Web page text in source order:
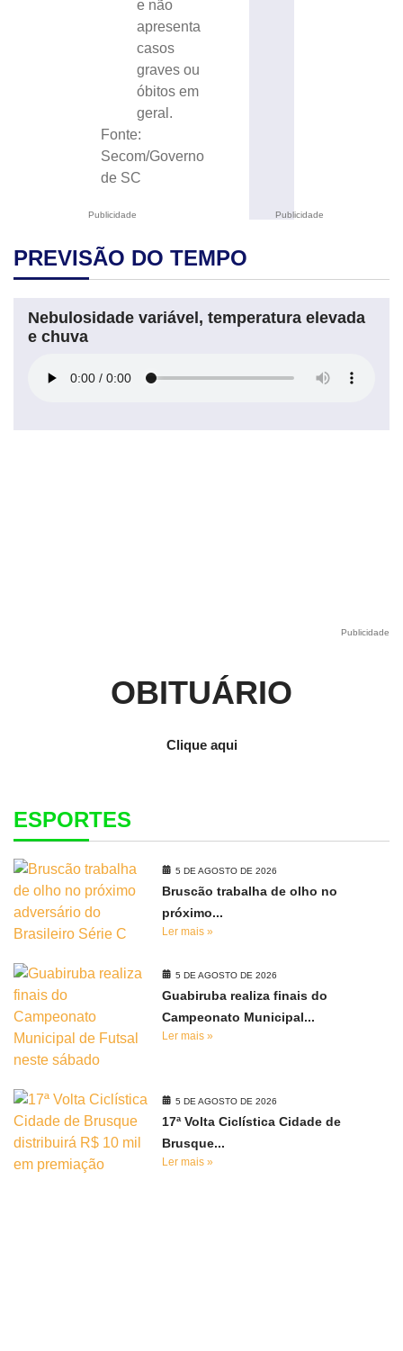
Publicidade
e não
apresenta
casos
graves ou
óbitos em
geral.
Fonte:
Secom/Governo
de SC
Publicidade
PREVISÃO DO TEMPO
Nebulosidade variável, temperatura elevada
e chuva
Publicidade
OBITUÁRIO
Clique aqui
ESPORTES
5 DE AGOSTO DE 2026
Bruscão trabalha de olho no
próximo...
Ler mais »
5 DE AGOSTO DE 2026
Guabiruba realiza finais do
Campeonato Municipal...
Ler mais »
5 DE AGOSTO DE 2026
17ª Volta Ciclística Cidade de
Brusque...
Ler mais »